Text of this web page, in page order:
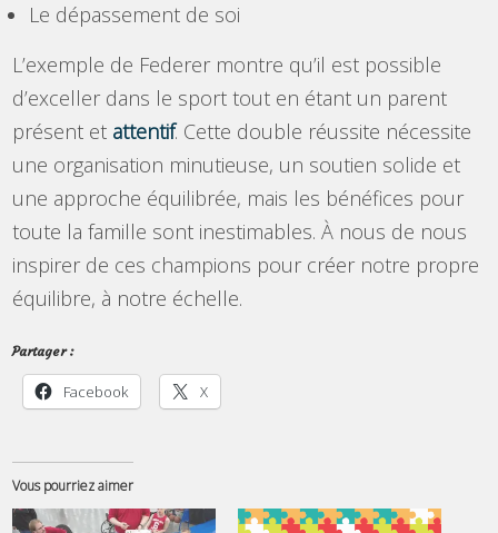
Le dépassement de soi
L’exemple de Federer montre qu’il est possible
d’exceller dans le sport tout en étant un parent
présent et attentif. Cette double réussite nécessite
une organisation minutieuse, un soutien solide et
une approche équilibrée, mais les bénéfices pour
toute la famille sont inestimables. À nous de nous
inspirer de ces champions pour créer notre propre
équilibre, à notre échelle.
Partager :
Facebook X
Vous pourriez aimer